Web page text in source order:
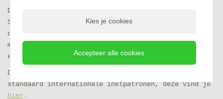
De Classic Serie is een Kunststof pen uit de Kaweco
Sport lijn met klassieke kleuren en goudkleurige
details. Door het formaat van de pen is hij handig
mee te nemen en dankzij het ontwerp ligt hij toch
erg goed in de hand en schijft comfortabel.
De navullingen voor de Kaweco Vulpennen zijn
standaard internationale inktpatronen, deze vind je
hier .
Accepteer alle cookies
Kies je cookies